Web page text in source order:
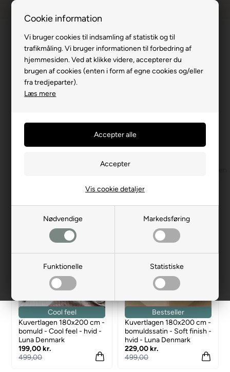
Cookie information
Vi bruger cookies til indsamling af statistik og til
trafikmåling. Vi bruger informationen til forbedring af
hjemmesiden. Ved at klikke videre, accepterer du
brugen af cookies (enten i form af egne cookies og/eller
fra tredjeparter).
Læs mere
Nødvendige Markedsføring
Funktionelle Statistiske
Vis cookie detaljer
Du er her:Lagner/Kuvertlagen/Kuvertlagen 180x200
Kuvertlagen 180x200 cm
Vilkår og betingelser gælder
Kuvertlagen 120x200
Cool feel
Kuvertlagen 180x200 cm -
bomuld - Cool feel - hvid -
Luna Denmark
199,00 kr.
499,00
Spar 54%
Bestseller
Kuvertlagen 180x200 cm -
bomuldssatin - Soft finish -
hvid - Luna Denmark
229,00 kr.
499,00